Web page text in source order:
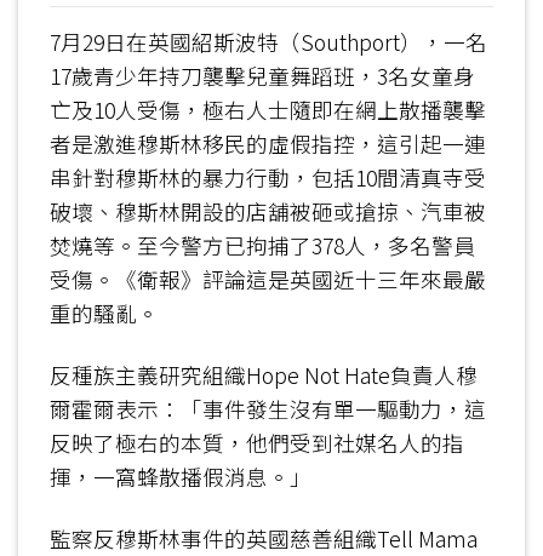
7月29日在英國紹斯波特（Southport），一名
17歲青少年持刀襲擊兒童舞蹈班，3名女童身
亡及10人受傷，極右人士隨即在網上散播襲擊
者是激進穆斯林移民的虛假指控，這引起一連
串針對穆斯林的暴力行動，包括10間清真寺受
破壞、穆斯林開設的店舖被砸或搶掠、汽車被
焚燒等。至今警方已拘捕了378人，多名警員
受傷。《衛報》評論這是英國近十三年來最嚴
重的騷亂。
反種族主義研究組織Hope Not Hate負責人穆
爾霍爾表示：「事件發生沒有單一驅動力，這
反映了極右的本質，他們受到社媒名人的指
揮，一窩蜂散播假消息。」
監察反穆斯林事件的英國慈善組織Tell Mama